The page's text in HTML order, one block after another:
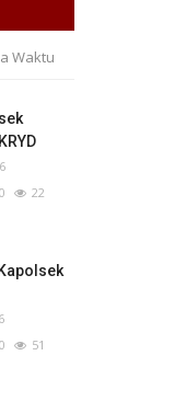
Waktu
0
22
0
51